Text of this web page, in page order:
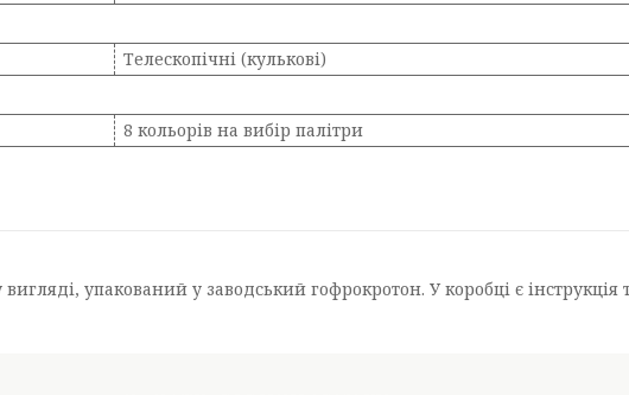
Телескопічні (кулькові)
8 кольорів на вибір палітри
упакований у заводський гофрокротон. У коробці є інструкція